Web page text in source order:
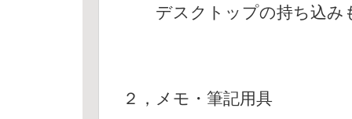
デスクトップの持ち込み
２，メモ・筆記用具